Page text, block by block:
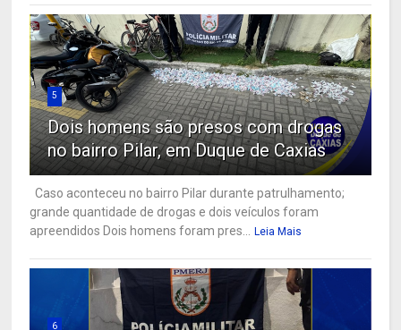
5
Dois homens são presos com drogas
no bairro Pilar, em Duque de Caxias
Caso aconteceu no bairro Pilar durante patrulhamento;
grande quantidade de drogas e dois veículos foram
apreendidos Dois homens foram pres... Leia Mais
6